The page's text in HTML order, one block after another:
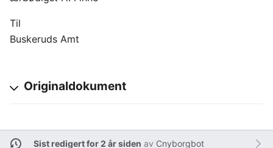
Til
Buskeruds Amt
Originaldokument
Sist redigert for 2 år siden av Cnyborgbot